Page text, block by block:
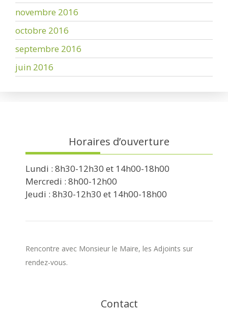
novembre 2016
octobre 2016
septembre 2016
juin 2016
Horaires d’ouverture
Lundi : 8h30-12h30 et 14h00-18h00
Mercredi : 8h00-12h00
Jeudi : 8h30-12h30 et 14h00-18h00
Rencontre avec Monsieur le Maire, les Adjoints sur
rendez-vous.
Contact